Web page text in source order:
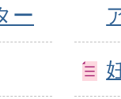
ー